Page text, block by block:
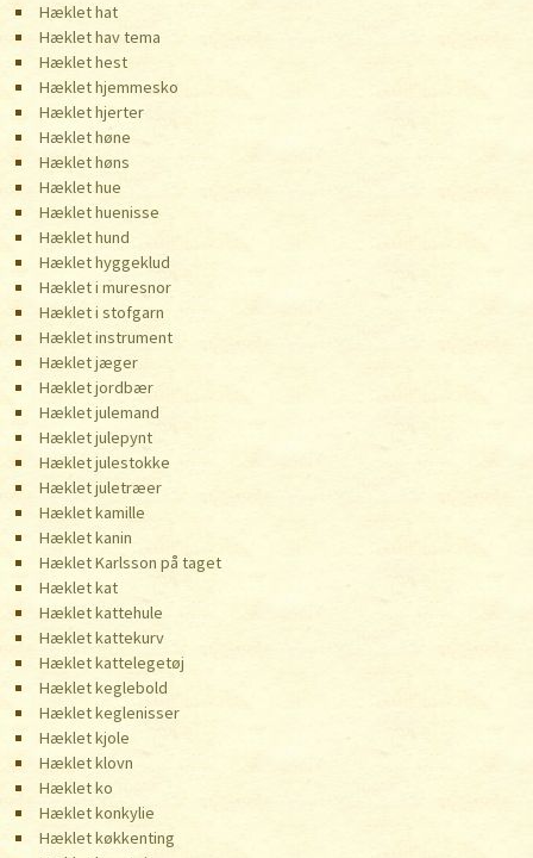
Hæklet hat
Hæklet hav tema
Hæklet hest
Hæklet hjemmesko
Hæklet hjerter
Hæklet høne
Hæklet høns
Hæklet hue
Hæklet huenisse
Hæklet hund
Hæklet hyggeklud
Hæklet i muresnor
Hæklet i stofgarn
Hæklet instrument
Hæklet jæger
Hæklet jordbær
Hæklet julemand
Hæklet julepynt
Hæklet julestokke
Hæklet juletræer
Hæklet kamille
Hæklet kanin
Hæklet Karlsson på taget
Hæklet kat
Hæklet kattehule
Hæklet kattekurv
Hæklet kattelegetøj
Hæklet keglebold
Hæklet keglenisser
Hæklet kjole
Hæklet klovn
Hæklet ko
Hæklet konkylie
Hæklet køkkenting